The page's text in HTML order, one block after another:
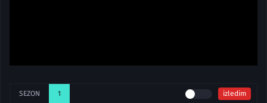
SEZON 1 izledim